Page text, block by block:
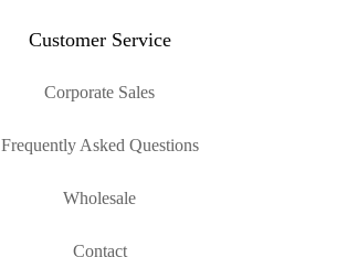
Customer Service
Corporate Sales
Frequently Asked Questions
Wholesale
Contact